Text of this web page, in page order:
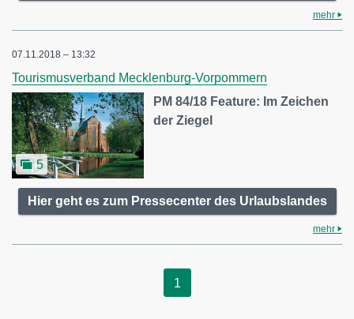
mehr
07.11.2018 – 13:32
Tourismusverband Mecklenburg-Vorpommern
5
PM 84/18 Feature: Im Zeichen
der Ziegel
Hier geht es zum Pressecenter des Urlaubslandes
mehr
1